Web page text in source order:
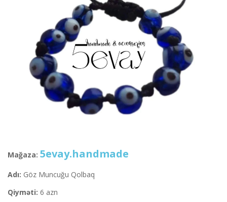
Mağaza: 5evay.handmade
Adı: Göz Muncuğu Qolbaq
Qiyməti: 6 azn